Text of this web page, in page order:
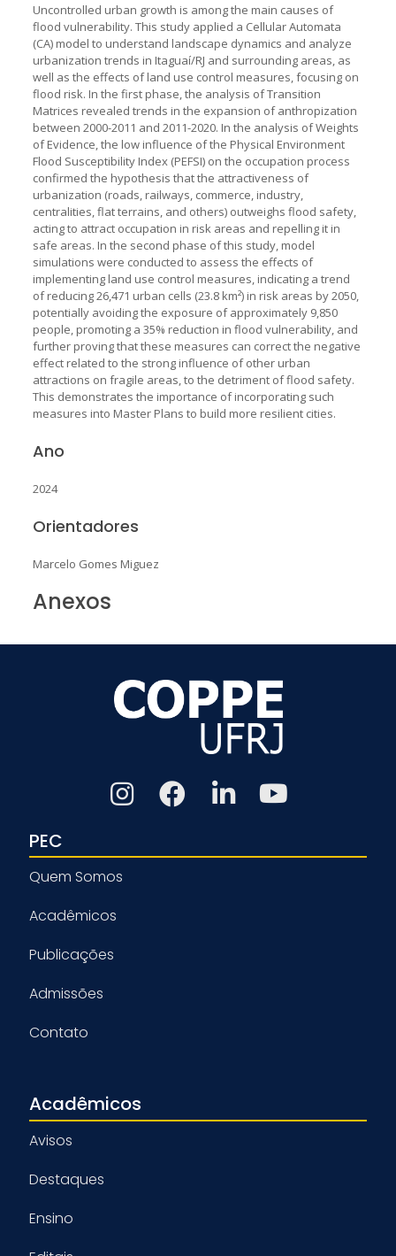
Uncontrolled urban growth is among the main causes of
flood vulnerability. This study applied a Cellular Automata
(CA) model to understand landscape dynamics and analyze
urbanization trends in Itaguaí/RJ and surrounding areas, as
well as the effects of land use control measures, focusing on
flood risk. In the first phase, the analysis of Transition
Matrices revealed trends in the expansion of anthropization
between 2000-2011 and 2011-2020. In the analysis of Weights
of Evidence, the low influence of the Physical Environment
Flood Susceptibility Index (PEFSI) on the occupation process
confirmed the hypothesis that the attractiveness of
urbanization (roads, railways, commerce, industry,
centralities, flat terrains, and others) outweighs flood safety,
acting to attract occupation in risk areas and repelling it in
safe areas. In the second phase of this study, model
simulations were conducted to assess the effects of
implementing land use control measures, indicating a trend
of reducing 26,471 urban cells (23.8 km²) in risk areas by 2050,
potentially avoiding the exposure of approximately 9,850
people, promoting a 35% reduction in flood vulnerability, and
further proving that these measures can correct the negative
effect related to the strong influence of other urban
attractions on fragile areas, to the detriment of flood safety.
This demonstrates the importance of incorporating such
measures into Master Plans to build more resilient cities.
Ano
2024
Orientadores
Marcelo Gomes Miguez
Anexos
PEC
Quem Somos
Acadêmicos
Publicações
Admissões
Contato
Acadêmicos
Avisos
Destaques
Ensino